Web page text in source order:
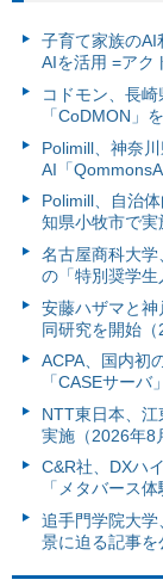
子育て家族のAI
AIを活用 =アク
コドモン、長
「CoDMON」
Polimill、神奈
AI「
Polimill、自治
知県小牧市で実
名古屋商科大
の「特別奨学生
安藤ハザマと
同研究を開始（
ACPA、国内初
「CASEサーバ
NTT東日本、
実施（2026年8
C&R社、DXハ
「メタバース
追手門学院大
景に迫る記事を